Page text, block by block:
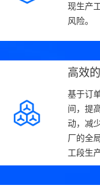
现生产
风险。
高效
基于订
间，提
动，减
厂的全
工段生